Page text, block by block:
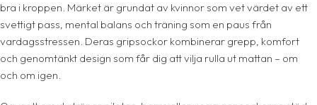
bra i kroppen. Märket är grundat av kvinnor som vet värdet av ett
svettigt pass, mental balans och träning som en paus från
vardagsstressen. Deras gripsockor kombinerar grepp, komfort
och genomtänkt design som får dig att vilja rulla ut mattan – om
och om igen.